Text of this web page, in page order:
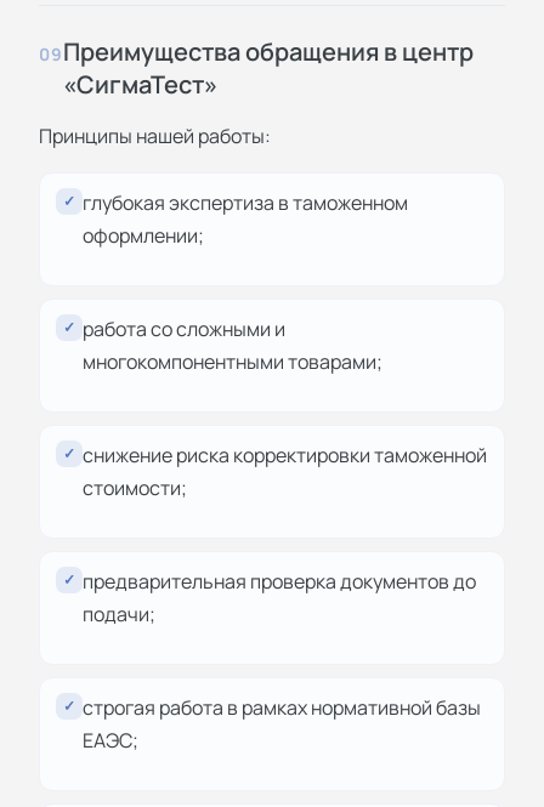
09Преимущества обращения в центр
«СигмаТест»
Принципы нашей работы:
✓ глубокая экспертиза в таможенном
оформлении;
✓ работа со сложными и
многокомпонентными товарами;
✓ снижение риска корректировки таможенной
стоимости;
✓ предварительная проверка документов до
подачи;
✓ строгая работа в рамках нормативной базы
ЕАЭС;